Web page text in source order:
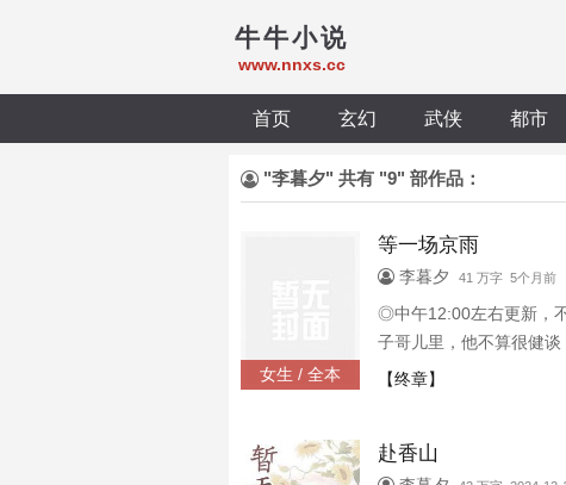
牛牛小说
www.nnxs.cc
首页 玄幻 武侠 都市
"李暮夕" 共有 "9" 部作品：
女生 / 全本
等一场京雨
李暮夕 41 万字 5个月前
◎中午12:00左右更新，
子哥儿里，他不算很健
“四哥”，只有她，古板
【终章】
赴香山